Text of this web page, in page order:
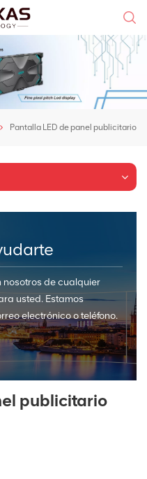
Pantalla LED de panel publicitario
nosotros de cualquier
usted. Estamos
electrónico o teléfono.
publicitario